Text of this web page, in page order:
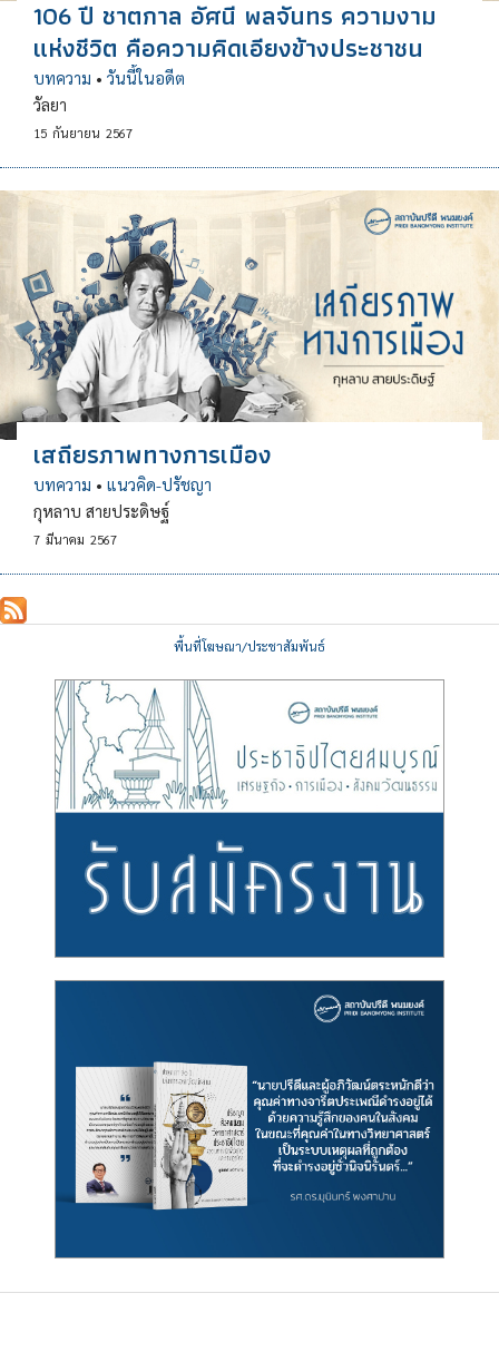
106 ปี ชาตกาล อัศนี พลจันทร ความงาม
แห่งชีวิต คือความคิดเอียงข้างประชาชน
บทความ • วันนี้ในอดีต
วัลยา
15 กันยายน 2567
เสถียรภาพทางการเมือง
บทความ • แนวคิด-ปรัชญา
กุหลาบ สายประดิษฐ์
7 มีนาคม 2567
พื้นที่โฆษณา/ประชาสัมพันธ์